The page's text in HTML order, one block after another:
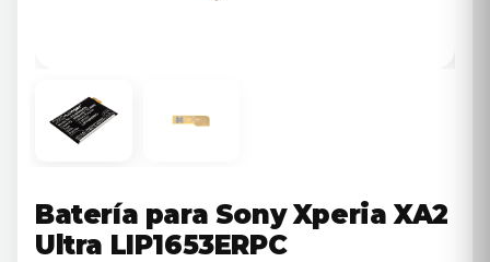
Batería para Sony Xperia XA2
Ultra LIP1653ERPC